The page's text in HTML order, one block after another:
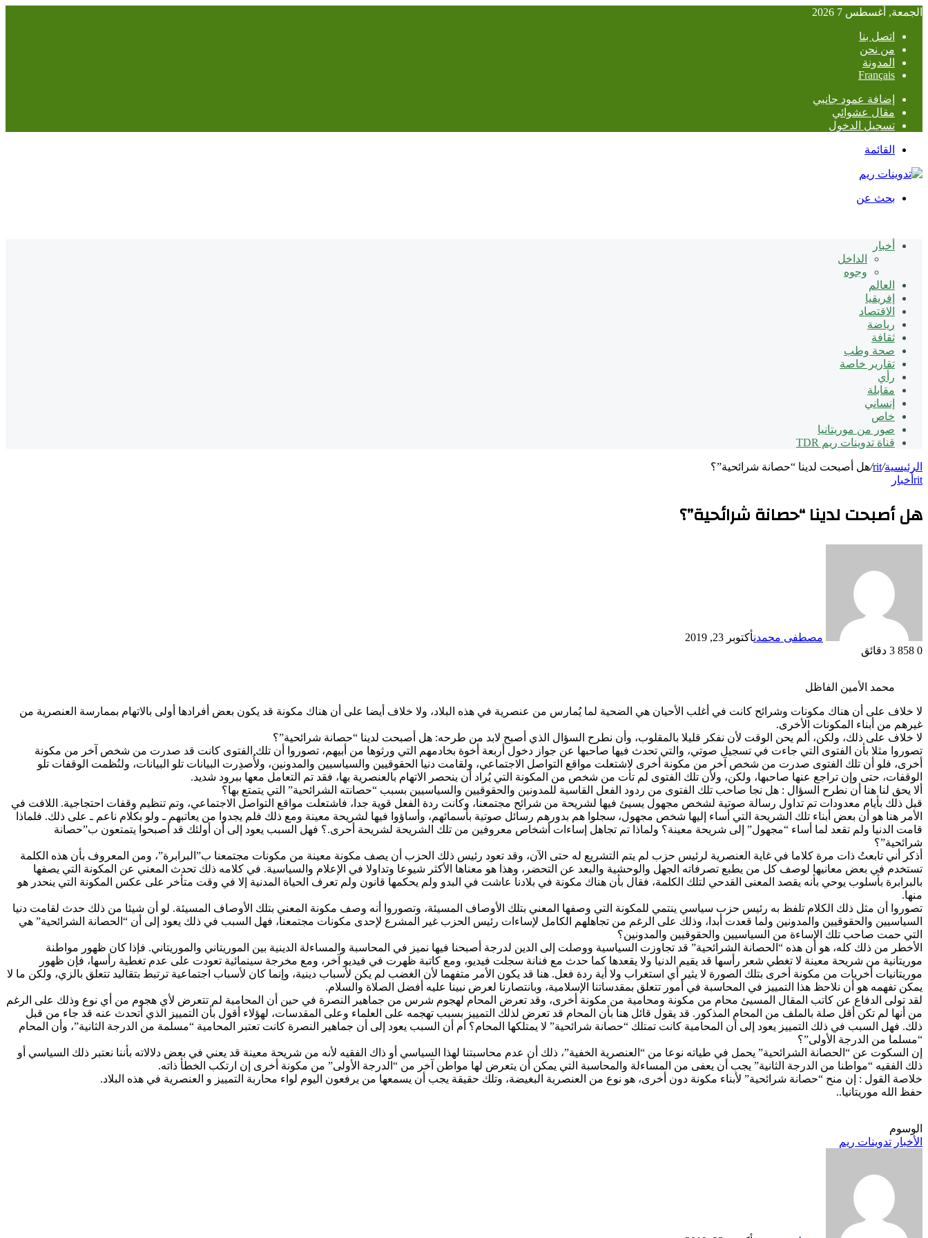
الجمعة, أغسطس 7 2026
اتصل بنا
من نحن
المدونة
Français
إضافة عمود جانبي
مقال عشوائي
تسجيل الدخول
القائمة
بحث عن
أخبار
الداخل
وجوه
العالم
إفريقيا
الاقتصاد
رياضة
ثقافة
صحة وطب
تقارير خاصة
رأي
مقابلة
إنساني
خاص
صور من موريتانيا
قناة تدوينات ريم TDR
الرئيسية/
rit
/هل أصبحت لدينا “حصانة شرائحية”؟
rit أخبار
هل أصبحت لدينا “حصانة شرائحية”؟
مصطفى محمدنأكتوبر 23, 2019
0
3 دقائق
محمد الأمين الفاظل
لا خلاف على أن هناك مكونات وشرائح كانت في أغلب الأحيان هي الضحية لما يُمارس من عنصرية في هذه البلاد، ولا خلاف أيضا على أن هناك مكونة قد يكون بعض أفرادها أولى بالاتهام بممارسة العنصرية من
غيرهم من أبناء المكونات الأخرى.
لا خلاف على ذلك، ولكن، ألم يحن الوقت لأن نفكر قليلا بالمقلوب، وأن نطرح السؤال الذي أصبح لابد من طرحه: هل أصبحت لدينا “حصانة شرائحية”؟
تصوروا مثلا بأن الفتوى التي جاءت في تسجيل صوتي، والتي تحدث فيها صاحبها عن جواز دخول أربعة أخوة بخادمهم التي ورثوها من أبيهم، تصوروا أن تلك الفتوى كانت قد صدرت من شخص آخر من مكونة
أخرى، فلو أن تلك الفتوى صدرت من شخص آخر من مكونة أخرى لاشتعلت مواقع التواصل الاجتماعي، ولقامت دنيا الحقوقيين والسياسيين والمدونين، ولأُصدِرت البيانات تلو البيانات، ولنُظمت الوقفات تلو
الوقفات، حتى وإن تراجع عنها صاحبها، ولكن، ولأن تلك الفتوى لم تأت من شخص من المكونة التي يُراد أن ينحصر الاتهام بالعنصرية بها، فقد تم التعامل معها ببرود شديد.
ألا يحق لنا هنا أن نطرح السؤال : هل نجا صاحب تلك الفتوى من ردود الفعل القاسية للمدونين والحقوقيين والسياسيين بسبب “حصانته الشرائحية” التي يتمتع بها؟
قبل ذلك بأيام معدودات تم تداول رسالة صوتية لشخص مجهول يسيئ فيها لشريحة من شرائح مجتمعنا، وكانت ردة الفعل قوية جدا، فاشتعلت مواقع التواصل الاجتماعي، وتم تنظيم وقفات احتجاجية. اللافت في
الأمر هنا هو أن بعض أبناء تلك الشريحة التي أساء إليها شخص مجهول، سجلوا هم بدورهم رسائل صوتية بأسمائهم، وأساؤوا فيها لشريحة معينة ومع ذلك فلم يجدوا من يعاتبهم ـ ولو بكلام ناعم ـ على ذلك. فلماذا
قامت الدنيا ولم تقعد لما أساء “مجهول” إلى شريحة معينة؟ ولماذا تم تجاهل إساءات أشخاص معروفين من تلك الشريحة لشريحة أحرى.؟ فهل السبب يعود إلى أن أولئك قد أصبحوا يتمتعون ب”حصانة
شرائحية”؟
أذكر أني تابعتُ ذات مرة كلاما في غاية العنصرية لرئيس حزب لم يتم التشريع له حتى الآن، وقد تعود رئيس ذلك الحزب أن يصف مكونة معينة من مكونات مجتمعنا ب”البرابرة”، ومن المعروف بأن هذه الكلمة
تستخدم في بعض معانيها لوصف كل من يطبع تصرفاته الجهل والوحشية والبعد عن التحضر، وهذا هو معناها الأكثر شيوعا وتداولا في الإعلام والسياسية. في كلامه ذلك تحدث المعني عن المكونة التي يصفها
بالبرابرة بأسلوب يوحي بأنه يقصد المعنى القدحي لتلك الكلمة، فقال بأن هناك مكونة في بلادنا عاشت في البدو ولم يحكمها قانون ولم تعرف الحياة المدنية إلا في وقت متأخر على عكس المكونة التي ينحدر هو
منها.
تصوروا أن مثل ذلك الكلام تلفظ به رئيس حزب سياسي ينتمي للمكونة التي وصفها المعني بتلك الأوصاف المسيئة، وتصوروا أنه وصف مكونة المعني بتلك الأوصاف المسيئة. لو أن شيئا من ذلك حدث لقامت دنيا
السياسيين والحقوقيين والمدونين ولما قعدت أبدا، وذلك على الرغم من تجاهلهم الكامل لإساءات رئيس الحزب غير المشرع لإحدى مكونات مجتمعنا، فهل السبب في ذلك يعود إلى أن “الحصانة الشرائحية” هي
التي حمت صاحب تلك الإساءة من السياسيين والحقوقيين والمدونين؟
الأخطر من ذلك كله، هو أن هذه “الحصانة الشرائحية” قد تجاوزت السياسية ووصلت إلى الدين لدرجة أصبحنا فيها نميز في المحاسبة والمساءلة الدينية بين الموريتاني والموريتاني. فإذا كان ظهور مواطنة
موريتانية من شريحة معينة لا تغطي شعر رأسها قد يقيم الدنيا ولا يقعدها كما حدث مع فنانة سجلت فيديو، ومع كاتبة ظهرت في فيديو آخر، ومع مخرجة سينمائية تعودت على عدم تغطية رأسها، فإن ظهور
موريتانيات أخريات من مكونة أخرى بتلك الصورة لا يثير أي استغراب ولا أية ردة فعل. هنا قد يكون الأمر متفهما لأن الغضب لم يكن لأسباب دينية، وإنما كان لأسباب اجتماعية ترتبط بتقاليد تتعلق بالزي، ولكن ما لا
يمكن تفهمه هو أن نلاحظ هذا التمييز في المحاسبة في أمور تتعلق بمقدساتنا الإسلامية، وبانتصارنا لعرض نبينا عليه أفضل الصلاة والسلام.
لقد تولى الدفاع عن كاتب المقال المسيئ محام من مكونة ومحامية من مكونة أخرى، وقد تعرض المحام لهجوم شرس من جماهير النصرة في حين أن المحامية لم تتعرض لأي هجوم من أي نوع وذلك على الرغم
من أنها لم تكن أقل صلة بالملف من المحام المذكور. قد يقول قائل هنا بأن المحام قد تعرض لذلك التمييز بسبب تهجمه على العلماء وعلى المقدسات، لهؤلاء أقول بأن التمييز الذي أتحدث عنه قد جاء من قبل
ذلك. فهل السبب في ذلك التمييز يعود إلى أن المحامية كانت تمتلك “حصانة شرائحية” لا يمتلكها المحام؟ أم أن السبب يعود إلى أن جماهير النصرة كانت تعتبر المحامية “مسلمة من الدرجة الثانية”، وأن المحام
“مسلما من الدرجة الأولى”؟
إن السكوت عن “الحصانة الشرائحية” يحمل في طياته نوعا من “العنصرية الخفية”، ذلك أن عدم محاسبتنا لهذا السياسي أو ذاك الفقيه لأنه من شريحة معينة قد يعني في بعض دلالاته بأننا نعتبر ذلك السياسي أو
ذلك الفقيه “مواطنا من الدرجة الثانية” يجب أن يعفى من المساءلة والمحاسبة التي يمكن أن يتعرض لها مواطن آخر من “الدرجة الأولى” من مكونة أخرى إن ارتكب الخطأ ذاته.
خلاصة القول : إن منح “حصانة شرائحية” لأبناء مكونة دون أخرى، هو نوع من العنصرية البغيضة، وتلك حقيقة يجب أن يسمعها من يرفعون اليوم لواء محاربة التمييز و العنصرية في هذه البلاد.
حفظ الله موريتانيا..
الوسوم
الأخبار تدوينات ريم